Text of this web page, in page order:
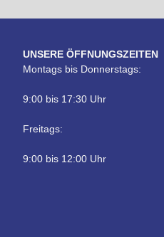
UNSERE ÖFFNUNGSZEITEN
Montags bis Donnerstags:
9:00 bis 17:30 Uhr
Freitags:
9:00 bis 12:00 Uhr